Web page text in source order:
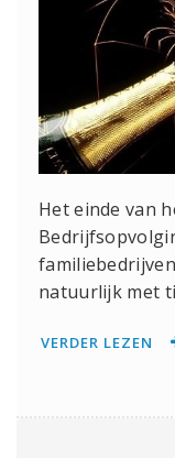
Het einde van
natuurlijk met
VERDER LEZEN